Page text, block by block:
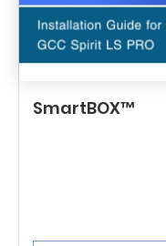
SmartBOX™